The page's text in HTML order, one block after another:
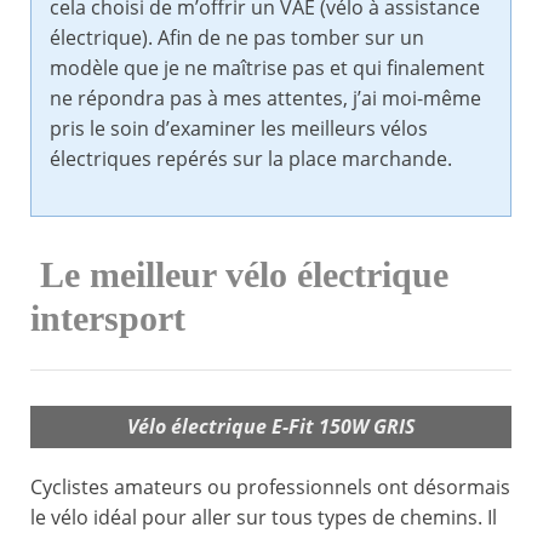
cela choisi de m’offrir un VAE (vélo à assistance
électrique). Afin de ne pas tomber sur un
modèle que je ne maîtrise pas et qui finalement
ne répondra pas à mes attentes, j’ai moi-même
pris le soin d’examiner les meilleurs vélos
électriques repérés sur la place marchande.
Le meilleur vélo électrique
intersport
Vélo électrique E-Fit 150W GRIS
Cyclistes amateurs ou professionnels ont désormais
le vélo idéal pour aller sur tous types de chemins. Il